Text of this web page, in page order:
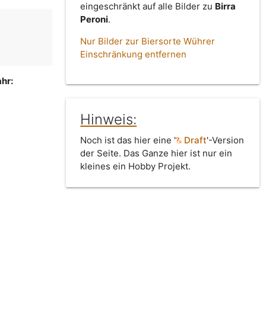
eingeschränkt auf alle Bilder zu Birra
Peroni.
Nur Bilder zur Biersorte Wührer
Einschränkung entfernen
Hinweis:
Noch ist das hier eine ' Draft'-Version
der Seite. Das Ganze hier ist nur ein
kleines ein Hobby Projekt.